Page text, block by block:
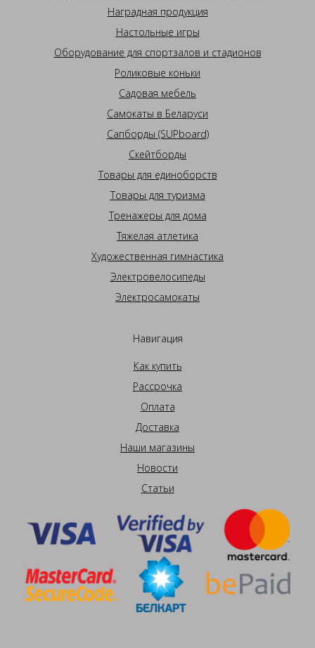
Наградная продукция
Настольные игры
Оборудование для спортзалов и стадионов
Роликовые коньки
Садовая мебель
Самокаты в Беларуси
Сапборды (SUPboard)
Скейтборды
Товары для единоборств
Товары для туризма
Тренажеры для дома
Тяжелая атлетика
Художественная гимнастика
Электровелосипеды
Электросамокаты
Навигация
Как купить
Рассрочка
Оплата
Доставка
Наши магазины
Новости
Статьи